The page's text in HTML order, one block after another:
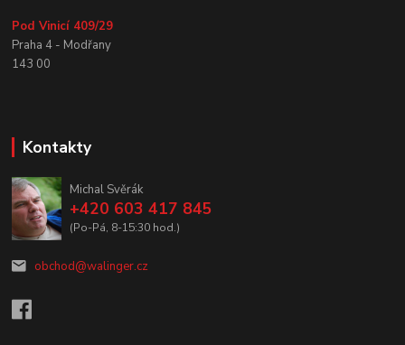
Pod Vinicí 409/29
Praha 4 - Modřany
143 00
Kontakty
Michal Svěrák
+420 603 417 845
(Po-Pá, 8-15:30 hod.)
obchod@walinger.cz